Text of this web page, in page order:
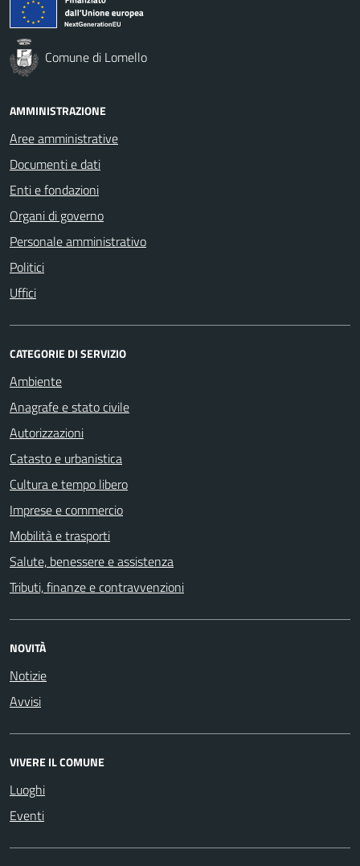
Comune di Lomello
AMMINISTRAZIONE
Aree amministrative
Documenti e dati
Enti e fondazioni
Organi di governo
Personale amministrativo
Politici
Uffici
CATEGORIE DI SERVIZIO
Ambiente
Anagrafe e stato civile
Autorizzazioni
Catasto e urbanistica
Cultura e tempo libero
Imprese e commercio
Mobilità e trasporti
Salute, benessere e assistenza
Tributi, finanze e contravvenzioni
NOVITÀ
Notizie
Avvisi
VIVERE IL COMUNE
Luoghi
Eventi